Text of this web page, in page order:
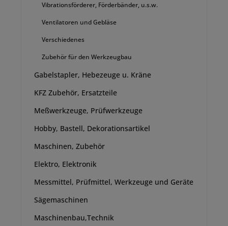
Vibrationsförderer, Förderbänder, u.s.w.
Ventilatoren und Gebläse
Verschiedenes
Zubehör für den Werkzeugbau
Gabelstapler, Hebezeuge u. Kräne
KFZ Zubehör, Ersatzteile
Meßwerkzeuge, Prüfwerkzeuge
Hobby, Bastell, Dekorationsartikel
Maschinen, Zubehör
Elektro, Elektronik
Messmittel, Prüfmittel, Werkzeuge und Geräte
Sägemaschinen
Maschinenbau,Technik